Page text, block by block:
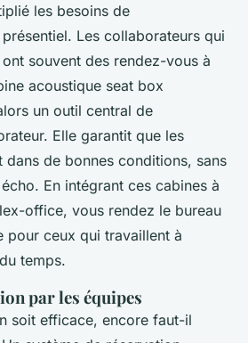
les besoins de
Les collaborateurs qui
souvent des rendez-vous à
acoustique seat box
un outil central de
Elle garantit que les
dans de bonnes conditions, sans
En intégrant ces cabines à
office, vous rendez le bureau
pour ceux qui travaillent à
temps.
par les équipes
soit efficace, encore faut-il